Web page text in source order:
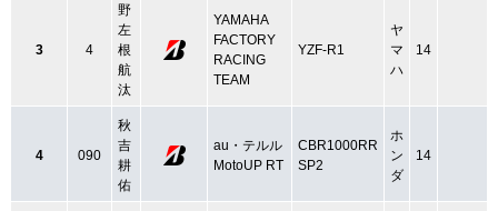
3 4
野
左
根
航
汰
YAMAHA
FACTORY
RACING
TEAM
YZF-R1
ヤ
マ
ハ
14
4 090
秋
吉
耕
佑
au・テルル
MotoUP RT
CBR1000RR
SP2
ホ
ン
ダ
14